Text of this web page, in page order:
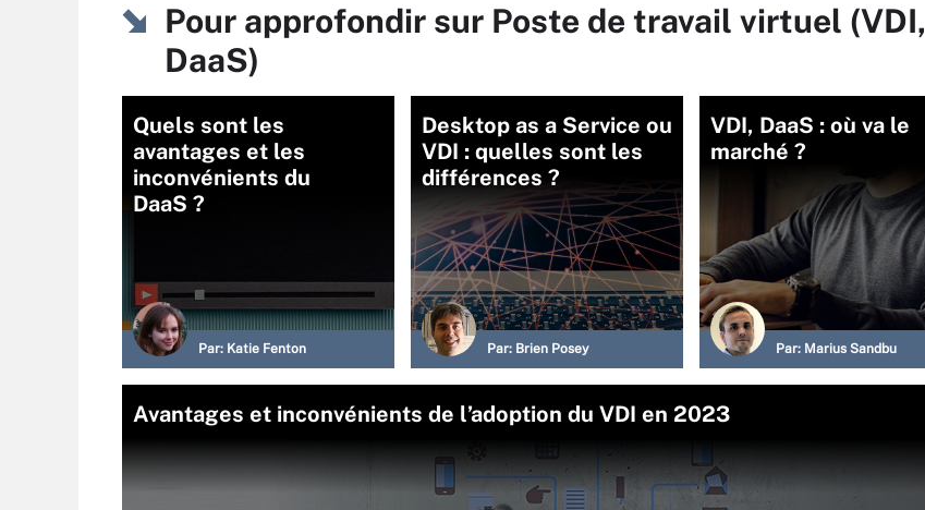
Pour approfondir sur Poste de travail virtuel (VDI,
DaaS)
Quels sont les
avantages et les
inconvénients du
DaaS ?
Par: Katie Fenton
Desktop as a Service ou
VDI : quelles sont les
différences ?
Par: Brien Posey
VDI, DaaS : où va le
marché ?
Par: Marius Sandbu
Avantages et inconvénients de l’adoption du VDI en 2023